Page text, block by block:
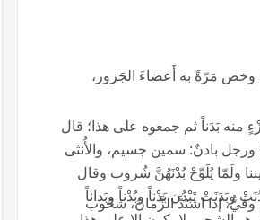
وخص مَرّةً به أَعضاءَ الجَزور،
وحكى اللحياني: إِنها لحَسنةُ الأَبدانِ؛ قال أَبو الحسن كأَنهم جعلو كل جُزْءٍ منه بَدَناً ثم جمعوه على هذا؛ قال
ورجل بادنٌ: سمين جسيم، والأُنثى
بادنٌ وبادنةٌ، والجمعُ بُدْن وبُدَّنٌ؛ أَنشد ثعلب فلا تَرْهَبي أَن يَقْطَع النَّأْيُ بيننا ولَمّا يُلَوِّحْ بُدْنَهُنَّ شُروب وقال
زهير غَزَتْ سِماناً فآبَتْ ضُمَّراً خُدُجاً من بَعْدِ ما جَنَّبوها بُدَّناً عُقُق وقد بَدُنَتْ وبَدَنَتْ تَبْدُن بَدْناً وبُدْناً وبَداناً
وفيٌّ، إذا اشتدَّ الزَّمانُ، شحُوب